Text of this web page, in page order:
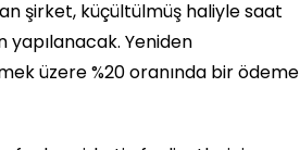
şirket, küçültülmüş haliyle saat
yapılanacak. Yeniden
üzere %20 oranında bir ödeme